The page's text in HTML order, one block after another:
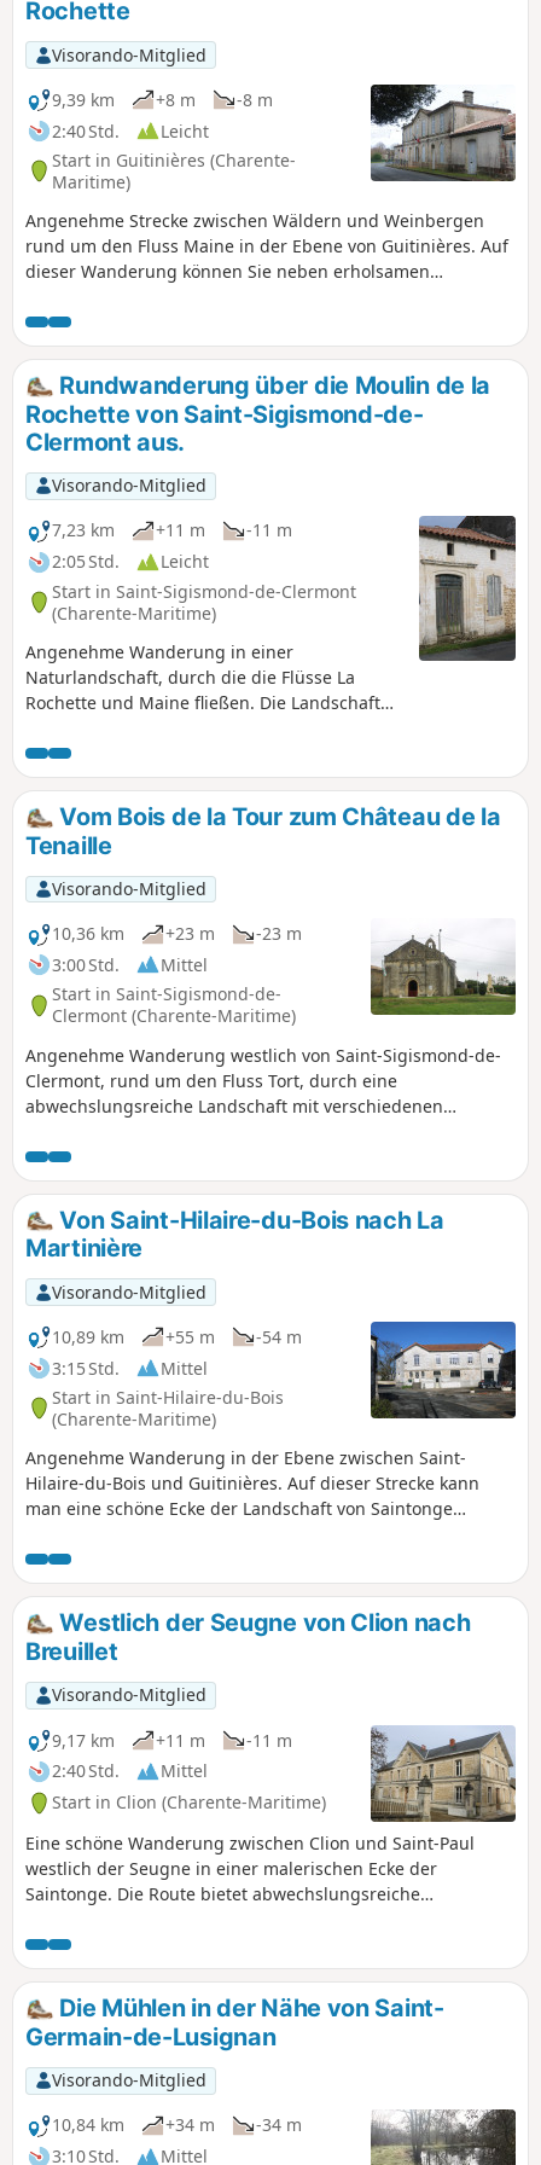
Rochette
Visorando-Mitglied
9,39 km
+8 m
-8 m
2:40 Std.
Leicht
Start in Guitinières (Charente-
Maritime)
Angenehme Strecke zwischen Wäldern und Weinbergen
rund um den Fluss Maine in der Ebene von Guitinières. Auf
dieser Wanderung können Sie neben erholsamen
architektonische Erbe und mehrere Mühlen entdecken.
Rundwanderung über die Moulin de la
Rochette von Saint-Sigismond-de-
Clermont aus.
Visorando-Mitglied
7,23 km
+11 m
-11 m
2:05 Std.
Leicht
Start in Saint-Sigismond-de-Clermont
(Charente-Maritime)
Angenehme Wanderung in einer
Naturlandschaft, durch die die Flüsse La
Rochette und Maine fließen. Die Landschaft
Wäldern wie dem Plantis und verschiedenen
Anbaukulturen, aber auch Obstgärten (Äpfel
und Birnen). Auf der Strecke kann man
schöne Bauernhöfe dieser reizvollen
Landschaft der Saintonge sehen.
Vom Bois de la Tour zum Château de la
Tenaille
Visorando-Mitglied
10,36 km
+23 m
-23 m
3:00 Std.
Mittel
Start in Saint-Sigismond-de-
Clermont (Charente-Maritime)
Angenehme Wanderung westlich von Saint-Sigismond-de-
Clermont, rund um den Fluss Tort, durch eine
abwechslungsreiche Landschaft mit verschiedenen
man am Château de la Tenaille und seiner Kapelle vorbei,
dem einzigen Überrest der Abtei von Tenaille.
Von Saint-Hilaire-du-Bois nach La
Martinière
Visorando-Mitglied
10,89 km
+55 m
-54 m
3:15 Std.
Mittel
Start in Saint-Hilaire-du-Bois
(Charente-Maritime)
Angenehme Wanderung in der Ebene zwischen Saint-
Hilaire-du-Bois und Guitinières. Auf dieser Strecke kann
man eine schöne Ecke der Landschaft von Saintonge
abwechseln. Die Route bietet auch schöne Beispiele
traditioneller Bauweise.
Westlich der Seugne von Clion nach
Breuillet
Visorando-Mitglied
9,17 km
+11 m
-11 m
2:40 Std.
Mittel
Start in Clion (Charente-Maritime)
Eine schöne Wanderung zwischen Clion und Saint-Paul
westlich der Seugne in einer malerischen Ecke der
Saintonge. Die Route bietet abwechslungsreiche
kleinen Wäldern. Sie bietet auch die Gelegenheit, entlang
der Seugne zu wandern, eine ihrer Quellen zu sehen und
architektonische Sehenswürdigkeiten wie die Kapelle Saint-
Paul zu besichtigen.
Die Mühlen in der Nähe von Saint-
Germain-de-Lusignan
Visorando-Mitglied
10,84 km
+34 m
-34 m
3:10 Std.
Mittel